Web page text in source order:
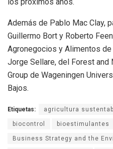
Además de Pablo Mac Clay,
Guillermo Bort y Roberto
Agronegocios y Alimentos
Jorge Sellare, del Forest and
Group de Wageningen
Bajos.
Etiquetas: agricultura
biocontrol bioestimulantes
Business Strategy and the